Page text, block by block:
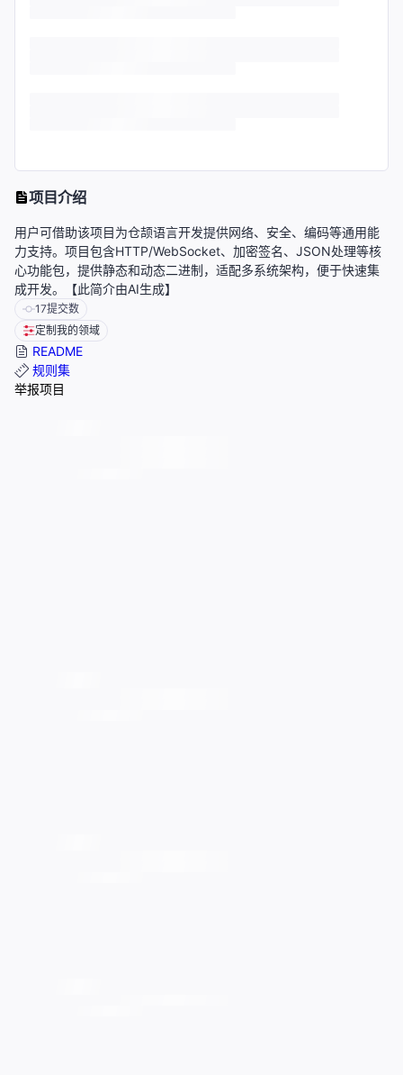
项目介绍
用户可借助该项目为仓颉语言开发提供网络、安全、编码等通用能
力支持。项目包含HTTP/WebSocket、加密签名、JSON处理等核
心功能包，提供静态和动态二进制，适配多系统架构，便于快速集
成开发。【此简介由AI生成】
17提交数
定制我的领域
README
规则集
举报项目